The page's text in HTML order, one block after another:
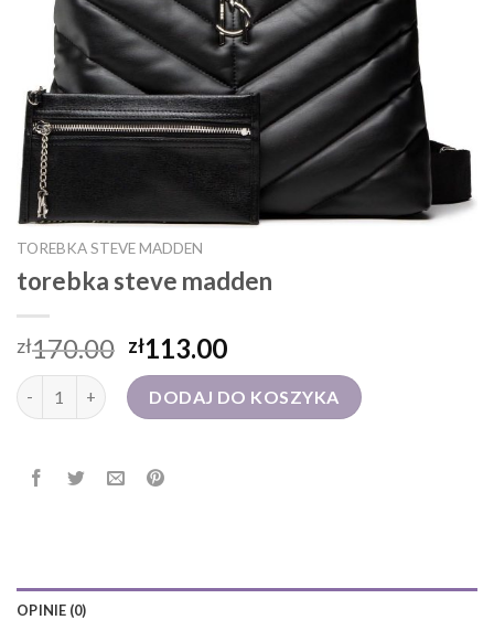
TOREBKA STEVE MADDEN
torebka steve madden
zł170.00 zł113.00
ilość torebka steve maddenDODAJ DO KOSZYKA
OPINIE (0)